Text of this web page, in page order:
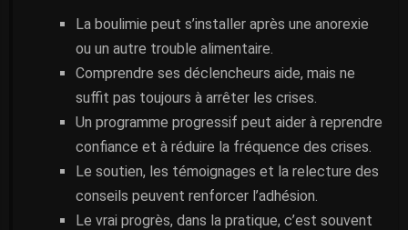
La boulimie peut s’installer après une anorexie
ou un autre trouble alimentaire.
Comprendre ses déclencheurs aide, mais ne
suffit pas toujours à arrêter les crises.
Un programme progressif peut aider à reprendre
confiance et à réduire la fréquence des crises.
Le soutien, les témoignages et la relecture des
conseils peuvent renforcer l’adhésion.
Le vrai progrès, dans la pratique, c’est souvent